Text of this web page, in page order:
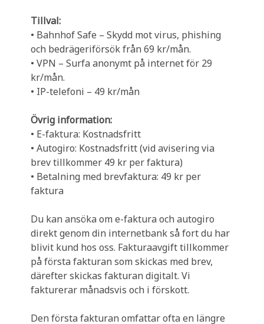
Tillval:
• Bahnhof Safe – Skydd mot virus, phishing
och bedrägeriförsök från 69 kr/mån.
• VPN – Surfa anonymt på internet för 29
kr/mån.
• IP-telefoni – 49 kr/mån
Övrig information:
• E-faktura: Kostnadsfritt
• Autogiro: Kostnadsfritt (vid avisering via
brev tillkommer 49 kr per faktura)
• Betalning med brevfaktura: 49 kr per
faktura
Du kan ansöka om e-faktura och autogiro
direkt genom din internetbank så fort du har
blivit kund hos oss. Fakturaavgift tillkommer
på första fakturan som skickas med brev,
därefter skickas fakturan digitalt. Vi
fakturerar månadsvis och i förskott.
Den första fakturan omfattar ofta en längre